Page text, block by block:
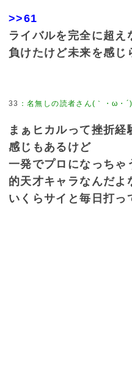
>>61
ライバルを完全に超え
負けたけど未来を感じ
33 ：名無しの読者さん(｀・ω・´)
まぁヒカルって挫折経
感じもあるけど
一発でプロになっちゃ
的天才キャラなんだよ
いくらサイと毎日打っ